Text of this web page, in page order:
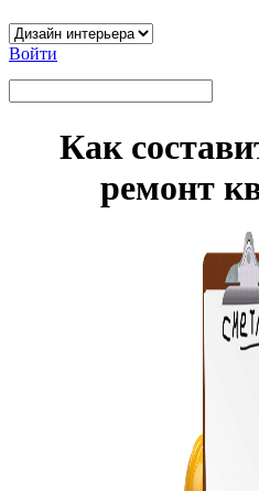
Войти
Как
ремонт